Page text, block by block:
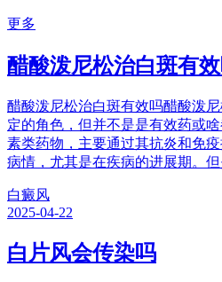
更多
醋酸泼尼松治白斑有
醋酸泼尼松治白斑有效吗醋酸泼
定的角色，但并不是是有效药或
素类药物，主要通过其抗炎和免
病情，尤其是在疾病的进展期。
白癜风
2025-04-22
白片风会传染吗